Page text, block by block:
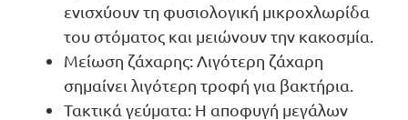
ενισχύουν τη φυσιολογική μικροχλωρίδα
του στόματος και μειώνουν την κακοσμία.
Μείωση ζάχαρης: Λιγότερη ζάχαρη
σημαίνει λιγότερη τροφή για βακτήρια.
Τακτικά γεύματα: Η αποφυγή μεγάλων